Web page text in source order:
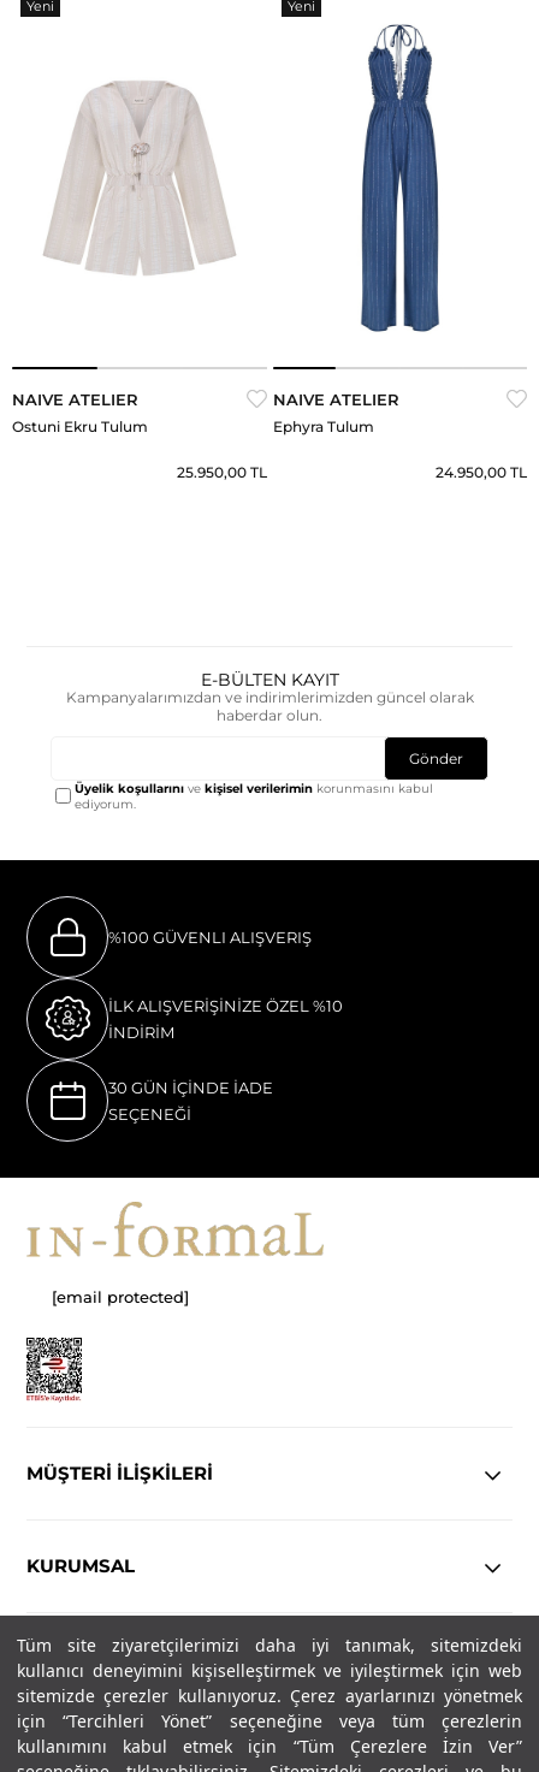
Tüm site ziyaretçilerimizi daha iyi tanımak, sitemizdeki
kullanıcı deneyimini kişiselleştirmek ve iyileştirmek için web
sitemizde çerezler kullanıyoruz. Çerez ayarlarınızı yönetmek
için “Tercihleri Yönet” seçeneğine veya tüm çerezlerin
kullanımını kabul etmek için “Tüm Çerezlere İzin Ver”
NAIVE ATELIER
Ostuni Ekru Tulum
25.950,00 TL
Yeni
NAIVE ATELIER
Ephyra Tulum
24.950,00 TL
Yeni
E-BÜLTEN KAYIT
Kampanyalarımızdan ve indirimlerimizden güncel olarak
haberdar olun.
Gönder
Üyelik koşullarını vekişisel verilerimin korunmasını kabul
ediyorum.
%100 GÜVENLI ALIŞVERIŞ
İLK ALIŞVERİŞİNİZE ÖZEL %10
İNDİRİM
30 GÜN İÇİNDE İADE
SEÇENEĞİ
[email protected]
MÜŞTERİ İLİŞKİLERİ
KURUMSAL
YASAL
Copyright© 2025 IN-FORMAL Tüm hakları saklıdır.